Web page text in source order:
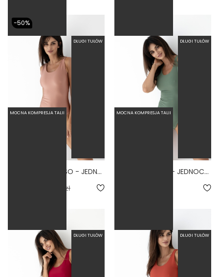
DŁUGI TUŁÓW
-50%
BASIC TALL PARAISO - JEDNOCZĘŚCIOWY STRÓJ KĄPIELOWY DLA WYSOKICH MODELUJĄCY BRUDNY RÓŻ
279,00 zł
DŁUGI TUŁÓW
BASIC TALL SAGE - JEDNOCZĘŚCIOWY STRÓJ KĄPIELOWY DLA WYSOKICH MODELUJĄCY ZIELONY
MOCNA KOMPRESJA TALII
DŁUGI TUŁÓW
MOCNA KOMPRESJA TALII
DŁUGI TUŁÓW